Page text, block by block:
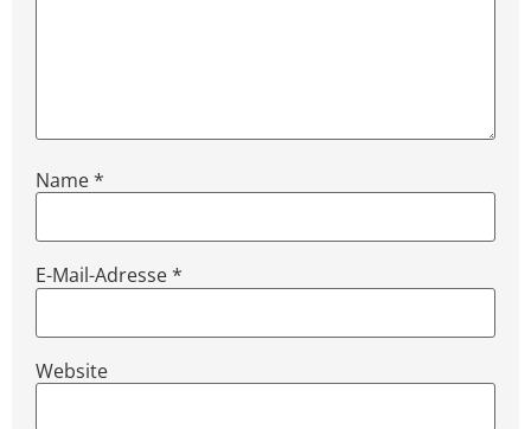
Name*
E-Mail-Adresse*
Website